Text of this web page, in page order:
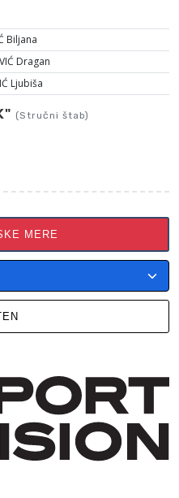
Biljana
Dragan
Ljubiša
(Stručni štab)
MERE